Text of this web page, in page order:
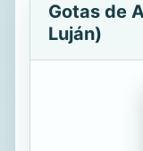
Gotas de
Luján)